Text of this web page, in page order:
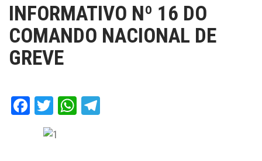
INFORMATIVO Nº 16 DO
COMANDO NACIONAL DE
GREVE
Facebook
TwitterWhatsApp